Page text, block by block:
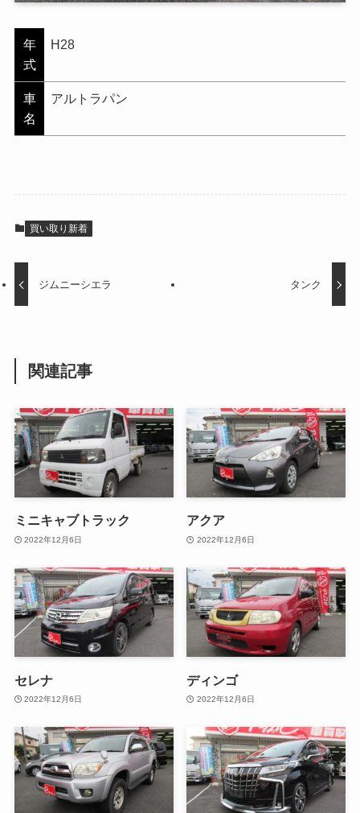
年
式
H28
車
名
アルトラパン
買い取り新着
ジムニーシエラ タンク
関連記事
ミニキャブトラック
2022年12月6日
アクア
2022年12月6日
セレナ
2022年12月6日
ディンゴ
2022年12月6日